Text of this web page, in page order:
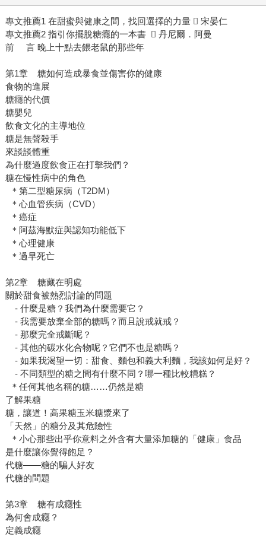
專文推薦1 在甜蜜與健康之間，找回選擇的力量  宋晏仁
專文推薦2 指引你擺脫糖癮的一本書  丹尼爾．阿曼
前 言 晚上十點去餵老鼠的那些年
第1章 糖如何造成暴食並傷害你的健康
食物的進展
糖癮的代價
糖嬰兒
飲食文化的主導地位
糖是無聲殺手
來談談體重
為什麼過度飲食正在打擊我們？
糖在慢性病中的角色
＊第二型糖尿病（T2DM）
＊心血管疾病（CVD）
＊癌症
＊阿茲海默症與認知功能低下
＊心理健康
＊過早死亡
第2章 糖藏在明處
關於甜食被熱烈討論的問題
- 什麼是糖？我們為什麼需要它？
- 我需要放棄全部的糖嗎？而且說戒就戒？
- 那麼完全戒斷呢？
- 其他的碳水化合物呢？它們不也是糖嗎？
- 如果我渴望一切：甜食、麵包和義大利麵，我該如何是好？
- 不同類型的糖之間有什麼不同？哪一種比較糟糕？
＊任何其他名稱的糖……仍然是糖
了解果糖
糖，讓道！高果糖玉米糖漿來了
「天然」的糖分及其危險性
＊小心那些出乎你意料之外含有大量添加糖的「健康」食品
是什麼讓你覺得飽足？
代糖——糖的騙人好友
代糖的問題
第3章 糖有成癮性
為何會成癮？
定義成癮